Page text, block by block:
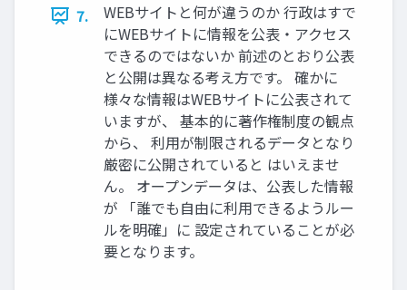
7.
WEBサイトと何が違うのか 行政はすで
にWEBサイトに情報を公表・アクセス
できるのではないか 前述のとおり公表
と公開は異なる考え方です。 確かに
様々な情報はWEBサイトに公表されて
いますが、 基本的に著作権制度の観点
から、 利用が制限されるデータとなり
厳密に公開されていると はいえませ
ん。 オープンデータは、公表した情報
が 「誰でも自由に利用できるようルー
ルを明確」に 設定されていることが必
要となります。